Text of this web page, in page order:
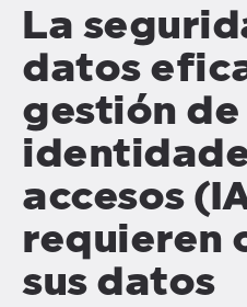
La
datos
gestión de
accesos
requieren
sus datos